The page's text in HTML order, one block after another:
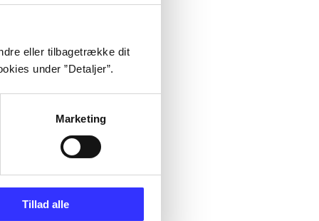
eller tilbagetrække dit
under ”Detaljer”.
Marketing
Tillad alle